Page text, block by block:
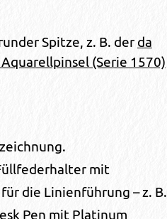
Spitze, z. B. der da
(Serie 1570)
mit
die Linienführung – z. B.
Pen mit Platinum